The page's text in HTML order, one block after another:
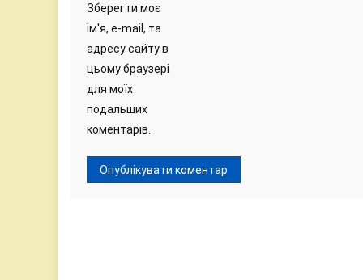
Зберегти моє
ім'я, e-mail, та
адресу сайту в
цьому браузері
для моїх
подальших
коментарів.